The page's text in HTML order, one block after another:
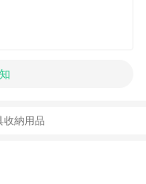
收納用品